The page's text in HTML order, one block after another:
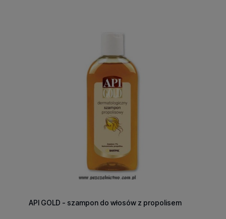
API GOLD - szampon do włosów z propolisem